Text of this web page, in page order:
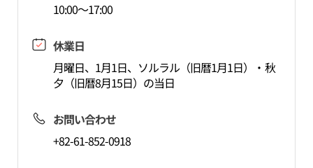
10:00～17:00
休業日
月曜日、1月1日、ソルラル（旧暦1月1日）・秋
夕（旧暦8月15日）の当日
お問い合わせ
+82-61-852-0918